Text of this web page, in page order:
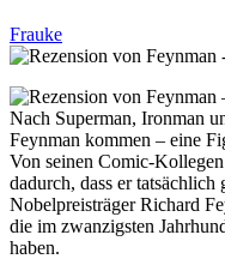
Frauke
Nach Superman, Ironman
Feynman kommen – eine
Von seinen Comic-
dadurch, dass er
Nobelpreisträger Richard
die im zwanzigsten
haben.